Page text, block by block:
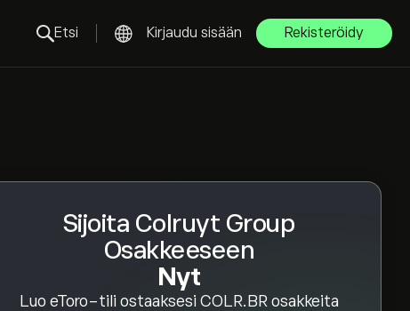
Etsi Kirjaudu sisään Rekisteröidy
Sijoita Colruyt Group
Osakkeeseen
Nyt
Luo eToro-tili ostaaksesi COLR.BR osakkeita